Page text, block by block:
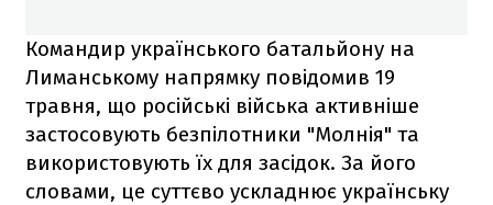
Командир українського батальйону на
Лиманському напрямку повідомив 19
травня, що російські війська активніше
застосовують безпілотники "Молнія" та
використовують їх для засідок. За його
словами, це суттєво ускладнює українську